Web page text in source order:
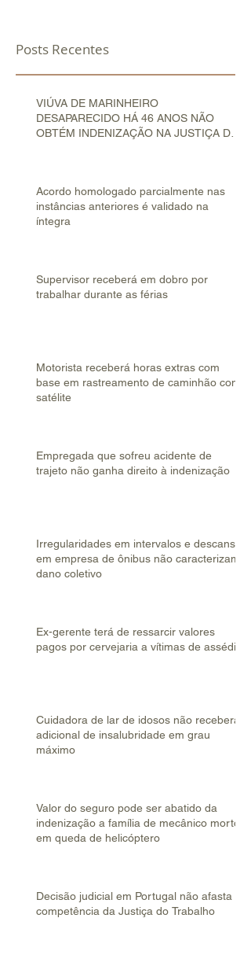
Posts Recentes
VIÚVA DE MARINHEIRO
DESAPARECIDO HÁ 46 ANOS NÃO
OBTÉM INDENIZAÇÃO NA JUSTIÇA DO
Acordo homologado parcialmente nas
instâncias anteriores é validado na
íntegra
Supervisor receberá em dobro por
trabalhar durante as férias
Motorista receberá horas extras com
base em rastreamento de caminhão com
satélite
Empregada que sofreu acidente de
trajeto não ganha direito à indenização
Irregularidades em intervalos e descanso
em empresa de ônibus não caracterizam
dano coletivo
Ex-gerente terá de ressarcir valores
pagos por cervejaria a vítimas de assédio
Cuidadora de lar de idosos não receberá
adicional de insalubridade em grau
máximo
Valor do seguro pode ser abatido da
indenização a família de mecânico morto
em queda de helicóptero
Decisão judicial em Portugal não afasta
competência da Justiça do Trabalho